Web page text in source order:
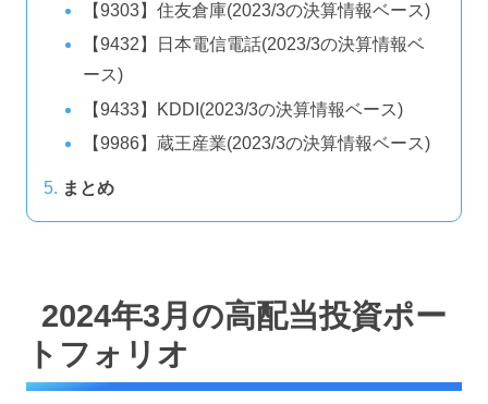
【9303】住友倉庫(2023/3の決算情報ベース)
【9432】日本電信電話(2023/3の決算情報ベ
ース)
【9433】KDDI(2023/3の決算情報ベース)
【9986】蔵王産業(2023/3の決算情報ベース)
まとめ
2024年3月の高配当投資ポー
トフォリオ